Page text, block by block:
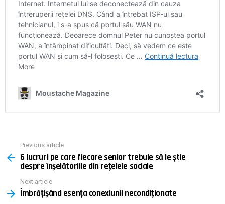
more
Previous article
6 lucruri pe care fiecare senior trebuie să le știe
despre înșelătoriile din rețelele sociale
Next article
Îmbrățișând esența conexiunii necondiționate